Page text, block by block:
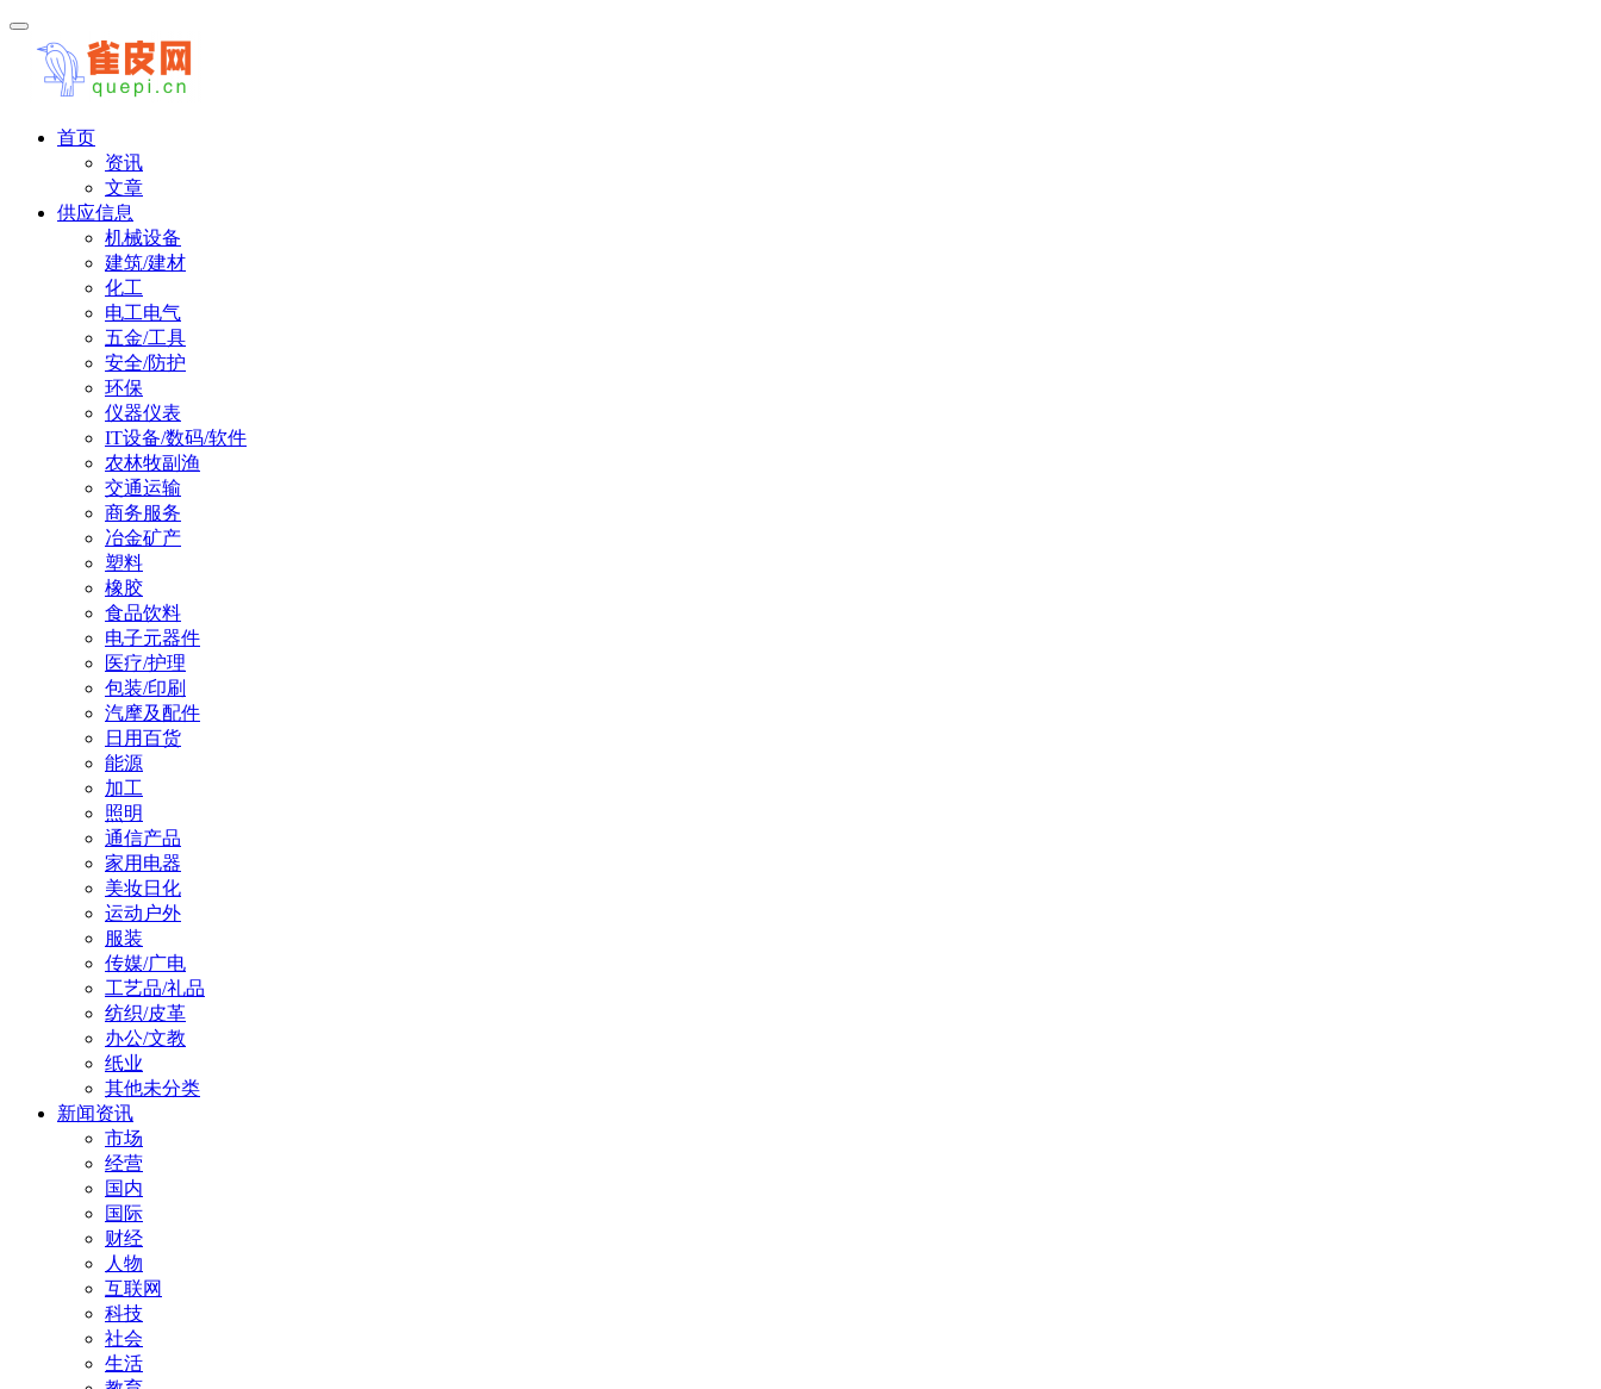
首页
资讯
文章
供应信息
机械设备
建筑/建材
化工
电工电气
五金/工具
安全/防护
环保
仪器仪表
IT设备/数码/软件
农林牧副渔
交通运输
商务服务
冶金矿产
塑料
橡胶
食品饮料
电子元器件
医疗/护理
包装/印刷
汽摩及配件
日用百货
能源
加工
照明
通信产品
家用电器
美妆日化
运动户外
服装
传媒/广电
工艺品/礼品
纺织/皮革
办公/文教
纸业
其他未分类
新闻资讯
市场
经营
国内
国际
财经
人物
互联网
科技
社会
生活